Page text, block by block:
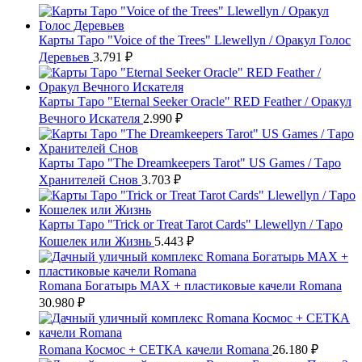
Карты Таро "Voice of the Trees" Llewellyn / Оракул Голос
Деревьев 3.791 ₽
Карты Таро "Eternal Seeker Oracle" RED Feather / Оракул
Вечного Искателя 2.990 ₽
Карты Таро "The Dreamkeepers Tarot" US Games / Таро
Хранителей Снов 3.703 ₽
Карты Таро "Trick or Treat Tarot Cards" Llewellyn / Таро
Кошелек или Жизнь 5.443 ₽
Romana Богатырь MAX + пластиковые качели Romana
30.980 ₽
Romana Космос + СЕТКА качели Romana 26.180 ₽